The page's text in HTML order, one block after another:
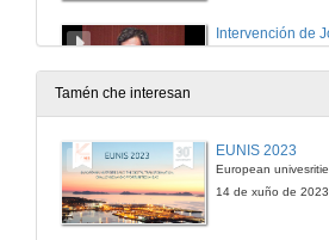
6ª Intervención
5 de out. de 2010
Tamén che interesan
EUNIS 2023
14 de xuño de 2023